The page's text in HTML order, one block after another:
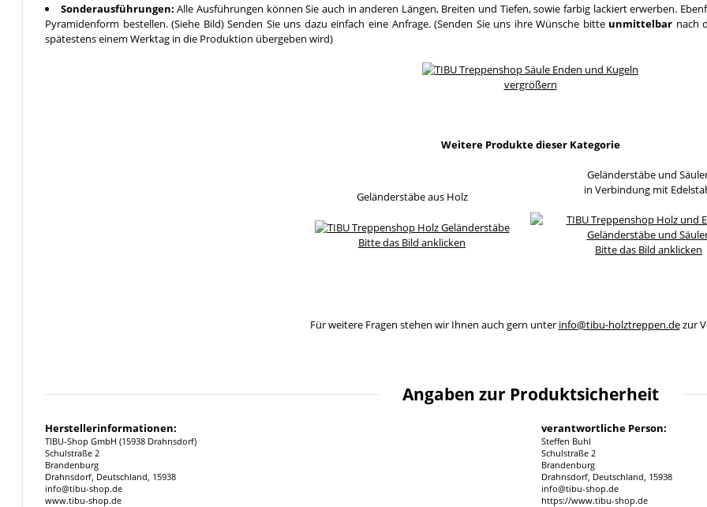
Sonderausführungen: Alle Ausführungen können Sie auch in anderen Längen, Breiten und Tiefen, sowie farbig lackiert erwerben.
Pyramidenform bestellen. (Siehe Bild) Senden Sie uns dazu einfach eine Anfrage. (Senden Sie uns ihre Wünsche bitte unmittelbar nach
spätestens einem Werktag in die Produktion übergeben wird)
vergrößern
Weitere Produkte dieser Kategorie
Geländerstäbe aus Holz
Bitte das Bild anklicken
Geländerstäbe und
in Verbindung mit
Bitte das Bild anklicken
Für weitere Fragen stehen wir Ihnen auch gern unter info@tibu-holztreppen.dezur
Angaben zur Produktsicherheit
Herstellerinformationen:
TIBU-Shop GmbH (15938 Drahnsdorf)
Schulstraße 2
Brandenburg
Drahnsdorf, Deutschland, 15938
info@tibu-shop.de
www.tibu-shop.de
verantwortliche Person:
Steffen Buhl
Schulstraße 2
Brandenburg
Drahnsdorf, Deutschland, 15938
info@tibu-shop.de
https://www.tibu-shop.de